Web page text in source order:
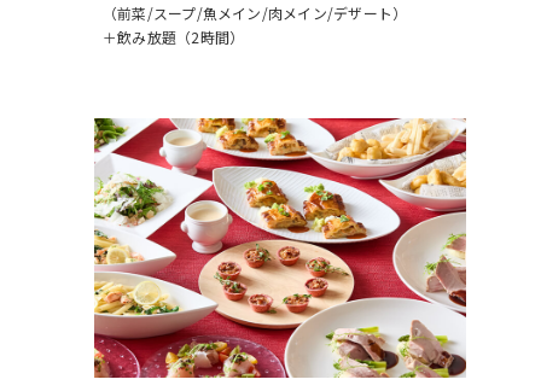
（前菜/スープ/魚メイン/肉メイン/デザート）
＋飲み放題（2時間）